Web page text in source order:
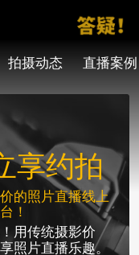
拍摄动态 直播案例
享约拍
的照片直播线上
！
用传统摄影价
照片直播乐趣。